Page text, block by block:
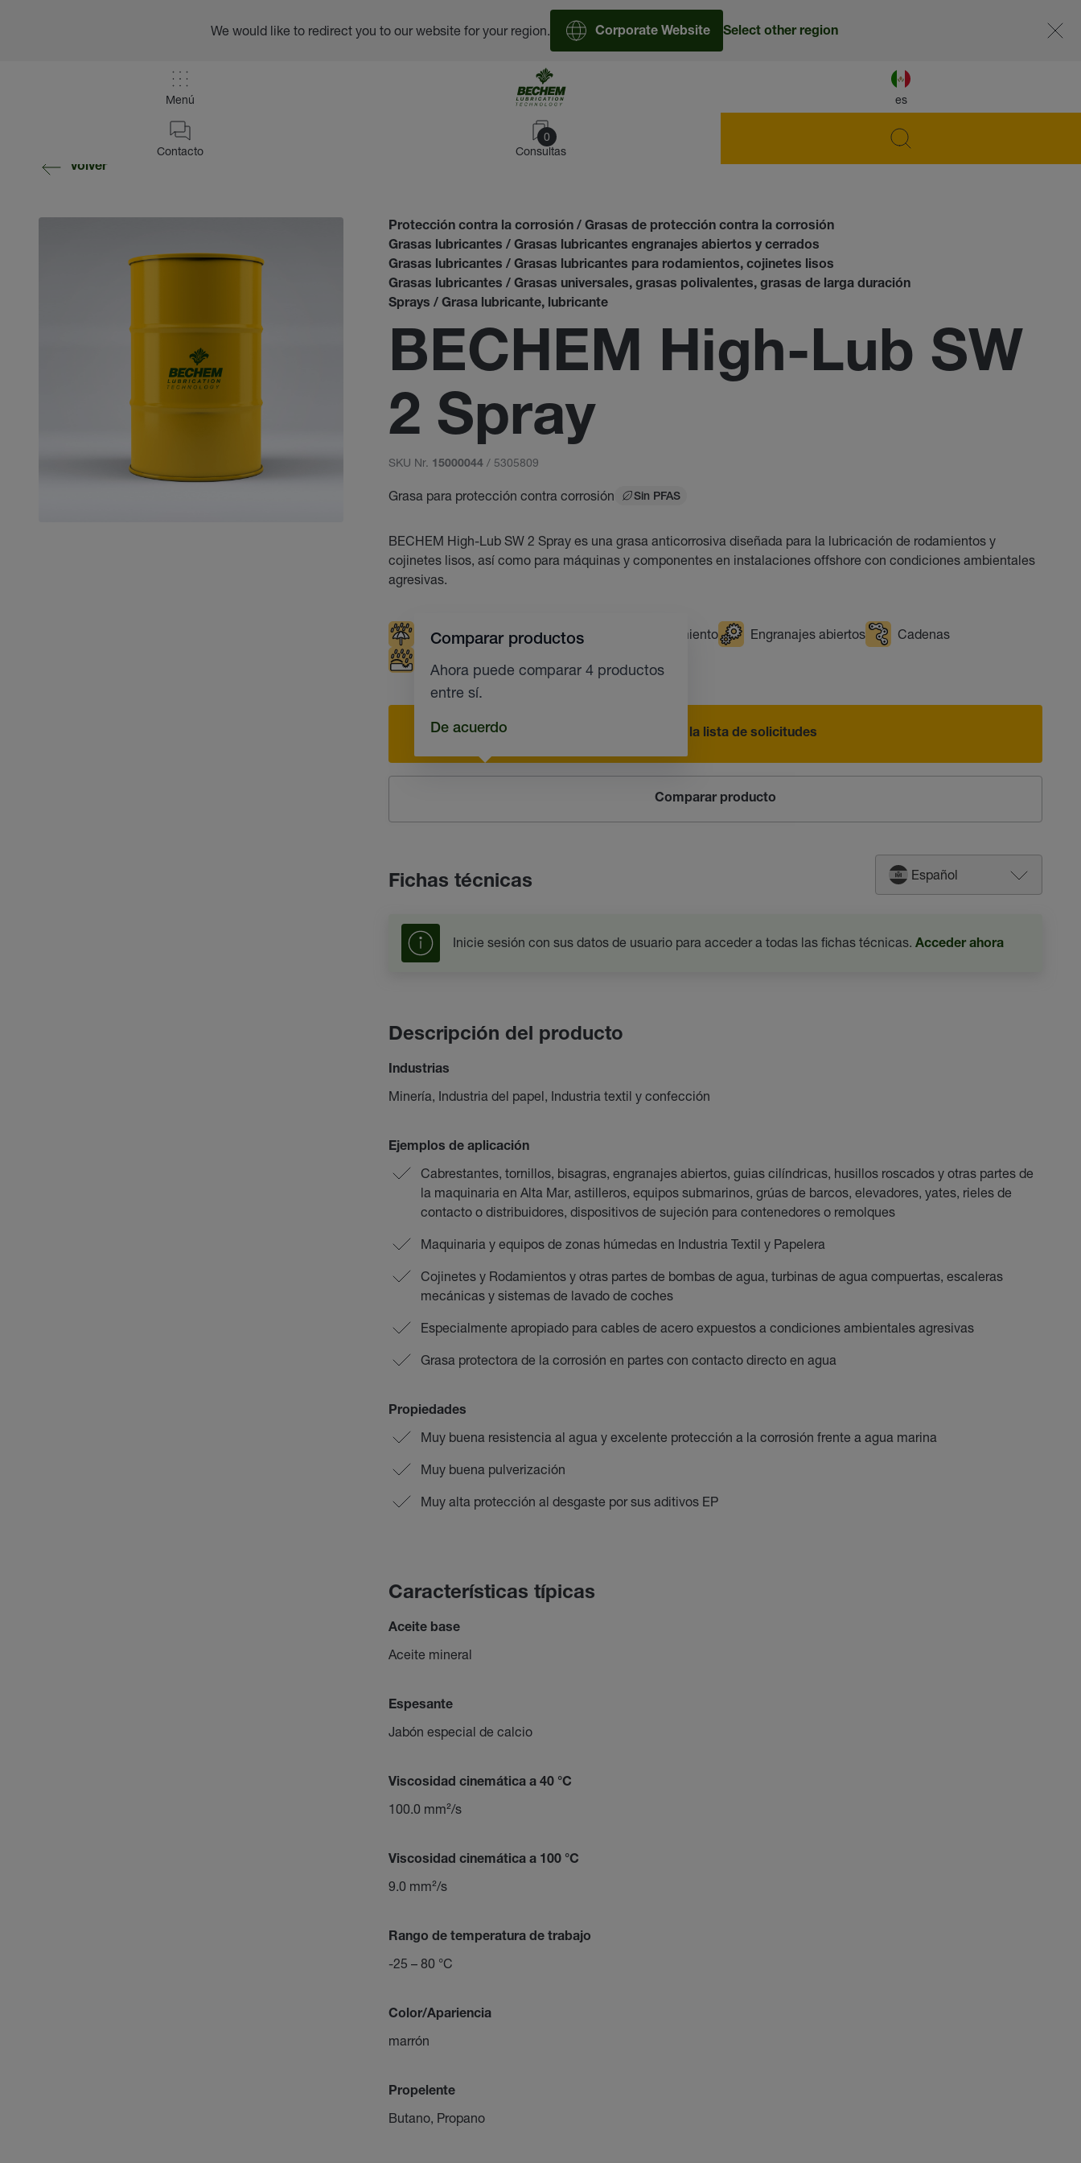
es
Menú
0
Consultas
Contacto
We would like to redirect you to our website for your region. Corporate Website Select other region
volver
Protección contra la corrosión / Grasas de protección contra la corrosión
Grasas lubricantes / Grasas lubricantes engranajes abiertos y cerrados
Grasas lubricantes / Grasas lubricantes para rodamientos, cojinetes lisos
Grasas lubricantes / Grasas universales, grasas polivalentes, grasas de larga duración
Sprays / Grasa lubricante, lubricante
BECHEM High-Lub SW
2 Spray
SKU Nr. 15000044 / 5305809
Grasa para protección contra corrosión Sin PFAS
BECHEM High-Lub SW 2 Spray es una grasa anticorrosiva diseñada para la lubricación de rodamientos y
cojinetes lisos, así como para máquinas y componentes en instalaciones offshore con condiciones ambientales
agresivas.
Resistente al agua Cojinetes de deslizamiento Engranajes abiertos
Cadenas
Añadir a la lista de solicitudes
Comparar producto
Comparar productos
Ahora puede comparar 4 productos
entre sí.
De acuerdo
Fichas técnicas Español
Inicie sesión con sus datos de usuario para acceder a todas las fichas técnicas. Acceder ahora
Descripción del producto
Industrias
Minería, Industria del papel, Industria textil y confección
Ejemplos de aplicación
Cabrestantes, tornillos, bisagras, engranajes abiertos, guias cilíndricas, husillos roscados y otras partes de
la maquinaria en Alta Mar, astilleros, equipos submarinos, grúas de barcos, elevadores, yates, rieles de
contacto o distribuidores, dispositivos de sujeción para contenedores o remolques
Maquinaria y equipos de zonas húmedas en Industria Textil y Papelera
Cojinetes y Rodamientos y otras partes de bombas de agua, turbinas de agua compuertas, escaleras
mecánicas y sistemas de lavado de coches
Especialmente apropiado para cables de acero expuestos a condiciones ambientales agresivas
Grasa protectora de la corrosión en partes con contacto directo en agua
Propiedades
Muy buena resistencia al agua y excelente protección a la corrosión frente a agua marina
Muy buena pulverización
Muy alta protección al desgaste por sus aditivos EP
Características típicas
Aceite base
Aceite mineral
Espesante
Jabón especial de calcio
Viscosidad cinemática a 40 °C
100.0 mm²/s
Viscosidad cinemática a 100 °C
9.0 mm²/s
Rango de temperatura de trabajo
-25 – 80 °C
Color/Apariencia
marrón
Propelente
Butano, Propano